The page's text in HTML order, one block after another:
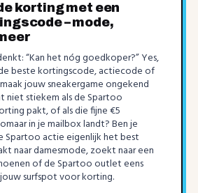
korting met een
– mode,
“Kan het nóg goedkoper?” Yes,
beste kortingscode, actiecode of
jouw sneakergame ongekend
niet stiekem als de Spartoo
pakt, of als die fijne €5
in je mailbox landt? Ben je
Spartoo actie eigenlijk het best
naar damesmode, zoekt naar een
of de Spartoo outlet eens
surfspot voor korting.